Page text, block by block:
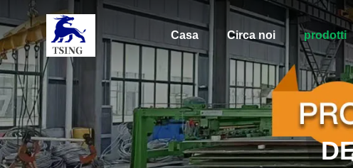
Casa Circa noi prodotti